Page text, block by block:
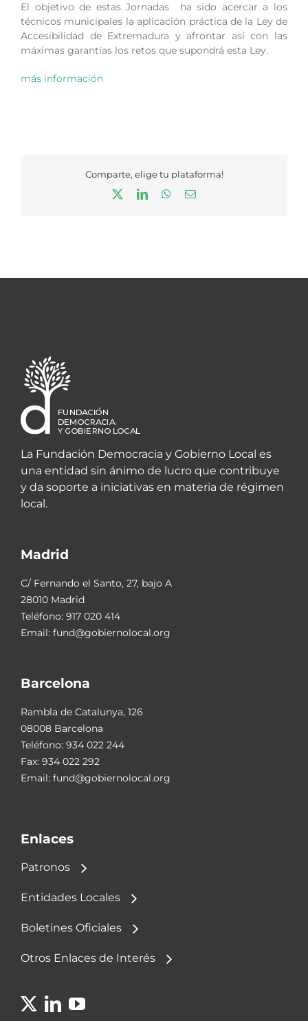
El objetivo de estas Jornadas ha sido acercar a los
técnicos municipales la aplicación práctica de la Ley de
Accesibilidad de Extremadura y afrontar así con las
máximas garantías los retos que supondrá esta Ley.
más información
Comparte, elige tu plataforma!
LinkedInWhatsApp
Correo
La Fundación Democracia y Gobierno Local es
una entidad sin ánimo de lucro que contribuye
y da soporte a iniciativas en materia de régimen
local.
Madrid
C/ Fernando el Santo, 27, bajo A
28010 Madrid
Teléfono: 917 020 414
Email: fund@gobiernolocal.org
Barcelona
Rambla de Catalunya, 126
08008 Barcelona
Teléfono: 934 022 244
Fax: 934 022 292
Email: fund@gobiernolocal.org
Enlaces
Patronos
Entidades Locales
Boletines Oficiales
Otros Enlaces de Interés